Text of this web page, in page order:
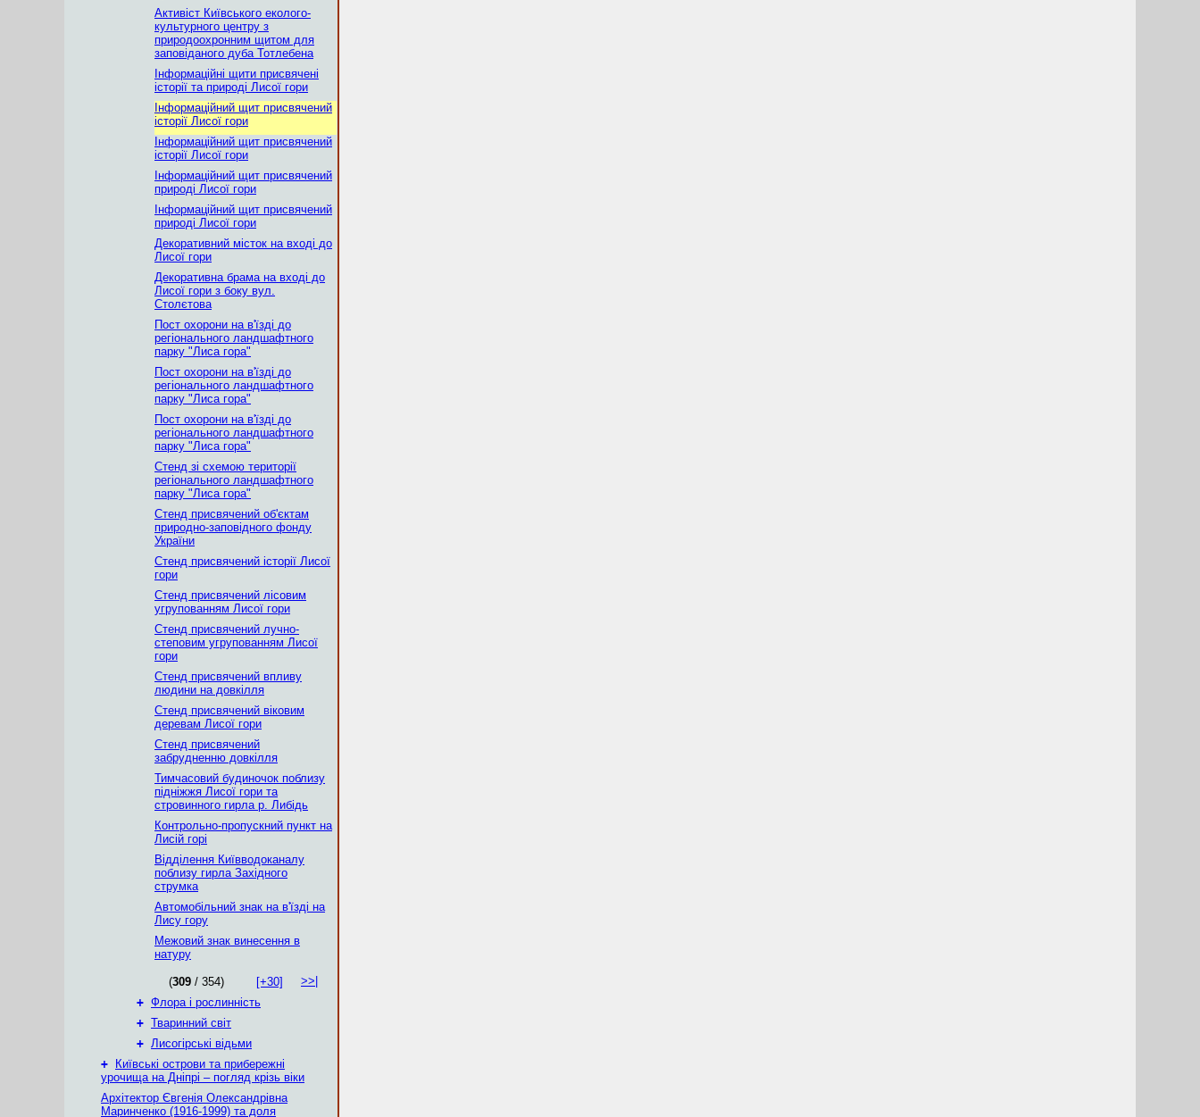
Активіст Київського еколого-
культурного центру з
природоохронним щитом для
заповіданого дуба Тотлебена
Інформаційні щити присвячені
історії та природі Лисої гори
Інформаційний щит присвячений
історії Лисої гори
Інформаційний щит присвячений
історії Лисої гори
Інформаційний щит присвячений
природі Лисої гори
Інформаційний щит присвячений
природі Лисої гори
Декоративний місток на вході до
Лисої гори
Декоративна брама на вході до
Лисої гори з боку вул.
Столєтова
Пост охорони на в'їзді до
регіонального ландшафтного
парку "Лиса гора"
Пост охорони на в'їзді до
регіонального ландшафтного
парку "Лиса гора"
Пост охорони на в'їзді до
регіонального ландшафтного
парку "Лиса гора"
Стенд зі схемою території
регіонального ландшафтного
парку "Лиса гора"
Стенд присвячений об'єктам
природно-заповідного фонду
України
Стенд присвячений історії Лисої
гори
Стенд присвячений лісовим
угрупованням Лисої гори
Стенд присвячений лучно-
степовим угрупованням Лисої
гори
Стенд присвячений впливу
людини на довкілля
Стенд присвячений віковим
деревам Лисої гори
Стенд присвячений
забрудненню довкілля
Тимчасовий будиночок поблизу
підніжжя Лисої гори та
стровинного гирла р. Либідь
Контрольно-пропускний пункт на
Лисій горі
Відділення Київводоканалу
поблизу гирла Західного
струмка
Автомобільний знак на в'їзді на
Лису гору
Межовий знак винесення в
натуру
(309 / 354) [+30]
>>|
+ Флора і рослинність
+ Тваринний світ
+ Лисогірські відьми
+
Київські острови та прибережні
урочища на Дніпрі – погляд крізь віки
Архітектор Євгенія Олександрівна
Маринченко (1916-1999) та доля